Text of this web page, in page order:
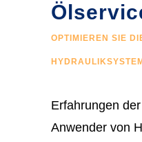
OPTIMIEREN SIE
Erfahrungen
Anwender von